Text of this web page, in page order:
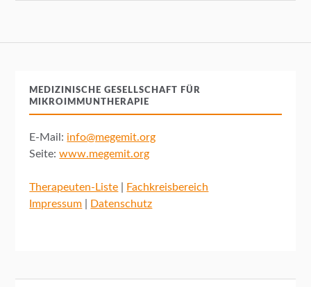
MEDIZINISCHE GESELLSCHAFT FÜR
MIKROIMMUNTHERAPIE
E-Mail: info@megemit.org
Seite:www.megemit.org
Therapeuten-Liste
Fachkreisbereich
Impressum
Datenschutz